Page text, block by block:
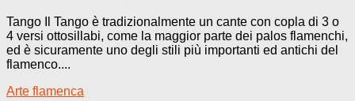
Tango Il Tango è tradizionalmente un cante con copla di 3 o
4 versi ottosillabi, come la maggior parte dei palos flamenchi,
ed è sicuramente uno degli stili più importanti ed antichi del
flamenco....
Arte flamenca